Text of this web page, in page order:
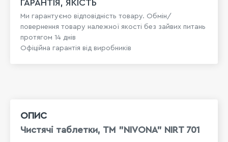
ГАРАНТІЯ, ЯКІСТЬ
Ми гарантуємо відповідність товару. Обмін/
повернення товару належної якості без зайвих питань
протягом 14 днів
Офіційна гарантія від виробників
ОПИС
Чистячі таблетки, ТМ "NIVONA" NIRT 701